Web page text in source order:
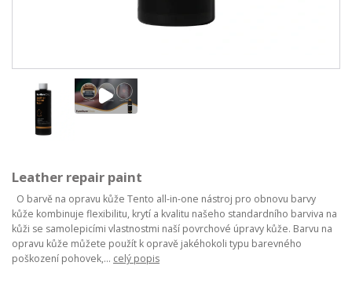
Leather repair paint
O barvě na opravu kůže Tento all-in-one nástroj pro obnovu barvy
kůže kombinuje flexibilitu, krytí a kvalitu našeho standardního barviva na
kůži se samolepicími vlastnostmi naší povrchové úpravy kůže. Barvu na
opravu kůže můžete použít k opravě jakéhokoli typu barevného
poškození pohovek,... celý popis